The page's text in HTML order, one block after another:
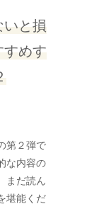
と損
めす
第２弾で
な内容の
まだ読ん
堪能くだ